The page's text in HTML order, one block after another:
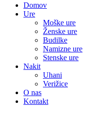
Domov
Ure
Moške ure
Ženske ure
Budilke
Namizne ure
Stenske ure
Nakit
Uhani
Verižice
O nas
Kontakt